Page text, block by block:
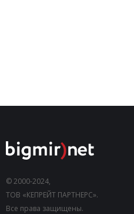
© 2000-2024,
ТОВ «КЕПРЕЙТ ПАРТНЕРС».
Все права защищены.